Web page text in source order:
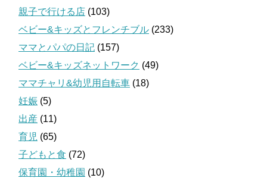
親子で行ける店 (103)
ベビー&キッズとフレンチブル (233)
ママとパパの日記 (157)
ベビー&キッズネットワーク (49)
ママチャリ&幼児用自転車 (18)
妊娠 (5)
出産 (11)
育児 (65)
子どもと食 (72)
保育園・幼稚園 (10)